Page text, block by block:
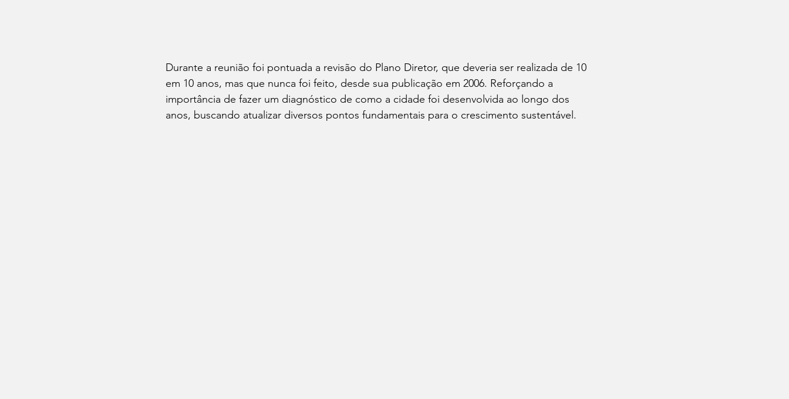
Durante a reunião foi pontuada a revisão do Plano Diretor, que deveria ser realizada de 10
em 10 anos, mas que nunca foi feito, desde sua publicação em 2006. Reforçando a
importância de fazer um diagnóstico de como a cidade foi desenvolvida ao longo dos
anos, buscando atualizar diversos pontos fundamentais para o crescimento sustentável.